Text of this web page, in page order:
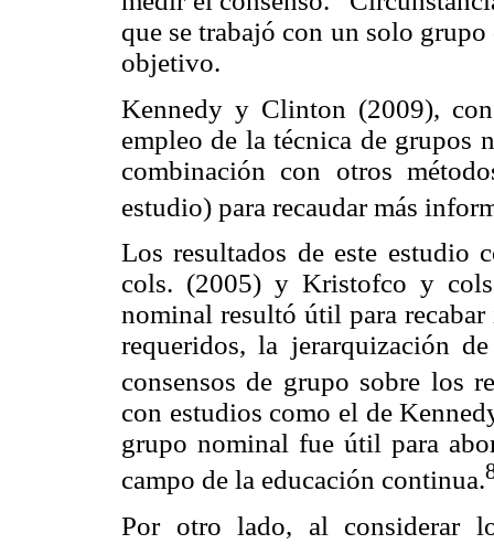
que se trabajó con un solo
objetivo.
Kennedy y Clinton (2009),
empleo de la técnica de grupos
combinación con otros
estudio) para recaudar más
Los resultados de este estudio
cols. (2005) y Kristofco y
nominal resultó útil para
requeridos, la jerarquización
consensos de grupo sobre los
con estudios como el de
grupo nominal fue útil para
campo de la educación continua.
Por otro lado, al considerar